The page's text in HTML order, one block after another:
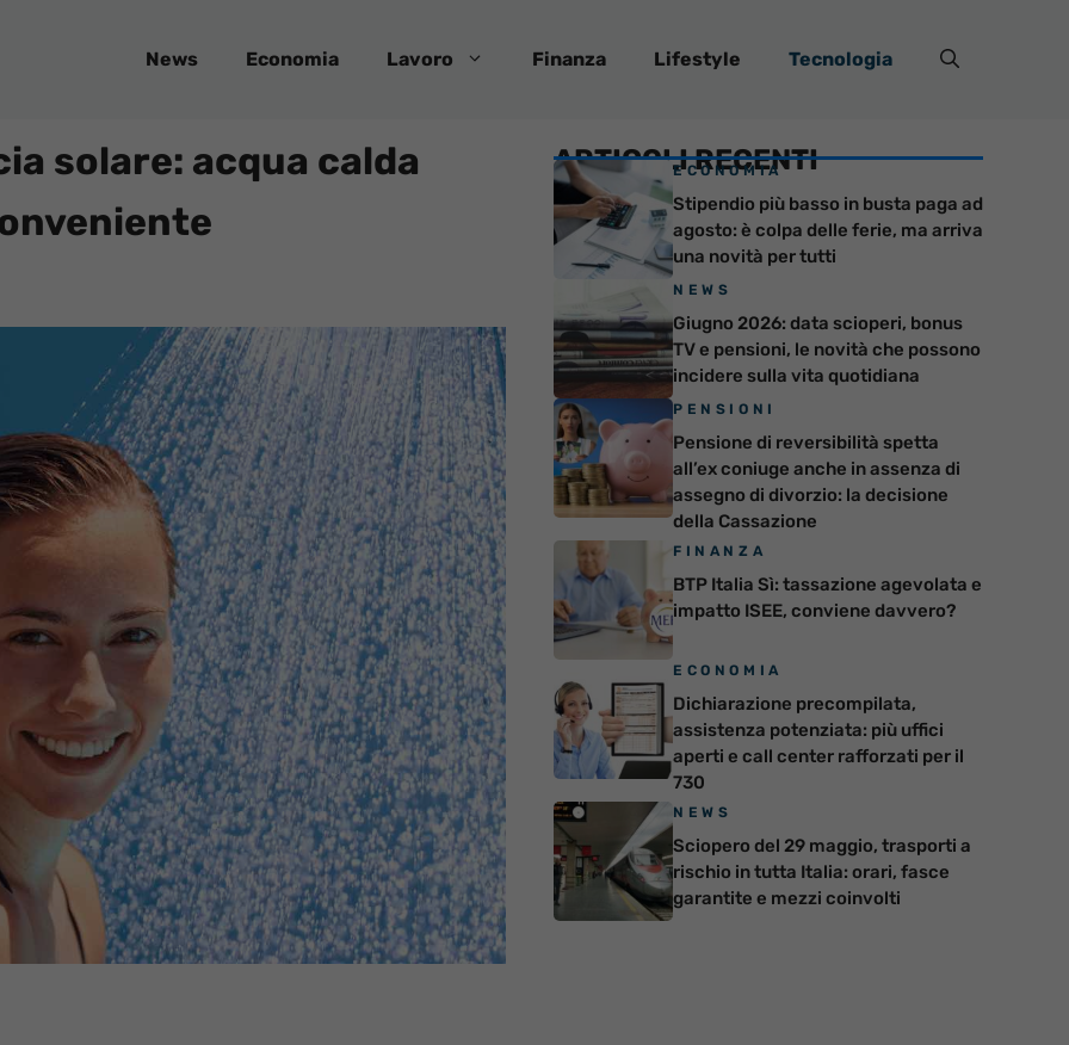
News Economia Lavoro Finanza Lifestyle Tecnologia
solare: acqua calda
ARTICOLI RECENTI
ECONOMIA
Stipendio più basso in busta paga ad
agosto: è colpa delle ferie, ma arriva
una novità per tutti
NEWS
Giugno 2026: data scioperi, bonus
TV e pensioni, le novità che possono
incidere sulla vita quotidiana
PENSIONI
Pensione di reversibilità spetta
all’ex coniuge anche in assenza di
assegno di divorzio: la decisione
della Cassazione
FINANZA
BTP Italia Sì: tassazione agevolata e
impatto ISEE, conviene davvero?
ECONOMIA
Dichiarazione precompilata,
assistenza potenziata: più uffici
aperti e call center rafforzati per il
730
NEWS
Sciopero del 29 maggio, trasporti a
rischio in tutta Italia: orari, fasce
garantite e mezzi coinvolti